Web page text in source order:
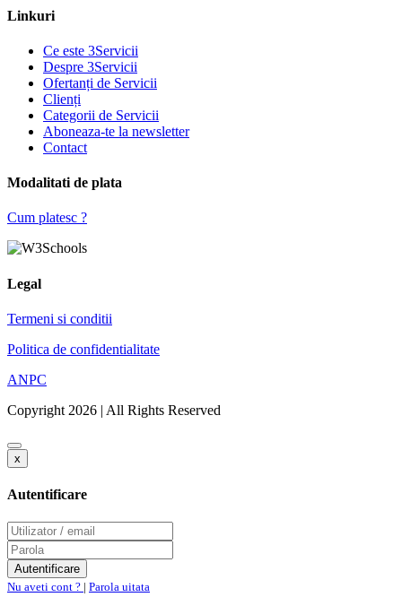
Linkuri
Ce este 3Servicii
Despre 3Servicii
Ofertanți de Servicii
Clienți
Categorii de Servicii
Aboneaza-te la newsletter
Contact
Modalitati de plata
Cum platesc ?
Legal
Termeni si conditii
Politica de confidentialitate
ANPC
Copyright 2026 | All Rights Reserved
x
Autentificare
Nu aveti cont ? | Parola uitata